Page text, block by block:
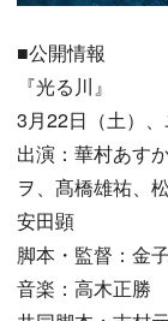
■公開情報
『光る川』
3月22日（土）
出演：華村あす
ヲ、髙橋雄祐、
安田顕
脚本・監督：金
音楽：高木正勝